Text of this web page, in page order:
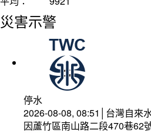
災害示警
停水
2026-08-08, 08:51│台灣自來
因蘆竹區南山路二段470巷62